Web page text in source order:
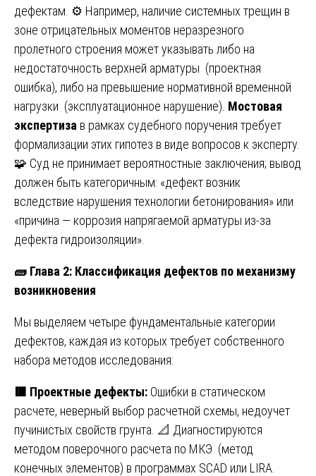
дефектам. ⚙️ Например, наличие системных трещин в
зоне отрицательных моментов неразрезного
пролетного строения может указывать либо на
недостаточность верхней арматуры (проектная
ошибка), либо на превышение нормативной временной
нагрузки (эксплуатационное нарушение). Мостовая
экспертиза в рамках судебного поручения требует
формализации этих гипотез в виде вопросов к эксперту.
🧩 Суд не принимает вероятностные заключения; вывод
должен быть категоричным: «дефект возник
вследствие нарушения технологии бетонирования» или
«причина — коррозия напрягаемой арматуры из-за
дефекта гидроизоляции».
🧱 Глава 2: Классификация дефектов по механизму
возникновения
Мы выделяем четыре фундаментальные категории
дефектов, каждая из которых требует собственного
набора методов исследования:
🟥 Проектные дефекты: Ошибки в статическом
расчете, неверный выбор расчетной схемы, недоучет
пучинистых свойств грунта. 📐 Диагностируются
методом поверочного расчета по МКЭ (метод
конечных элементов) в программах SCAD или LIRA.